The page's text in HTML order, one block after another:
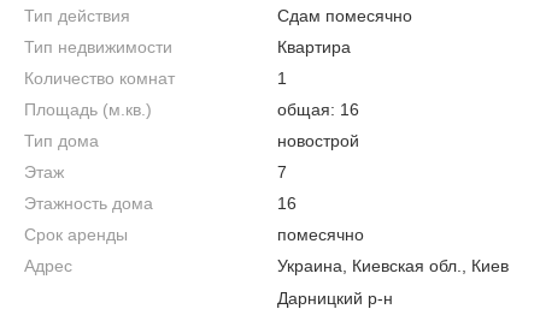
Тип действия
Сдам помесячно
Тип недвижимости
Квартира
Количество комнат
1
Площадь (м.кв.)
общая: 16
Тип дома
новострой
Этаж
7
Этажность дома
16
Срок аренды
помесячно
Адрес
Украина, Киевская обл., Киев
Дарницкий р-н